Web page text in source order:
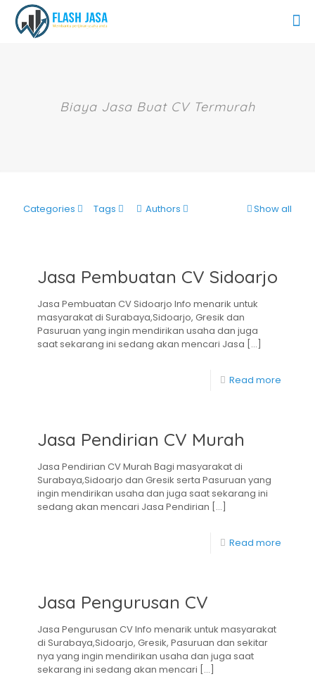
Biaya Jasa Buat CV Termurah
Categories Tags Authors Show all
Jasa Pembuatan CV Sidoarjo
Jasa Pembuatan CV Sidoarjo Info menarik untuk
masyarakat di Surabaya,Sidoarjo, Gresik dan
Pasuruan yang ingin mendirikan usaha dan juga
saat sekarang ini sedang akan mencari Jasa […]
Read more
Jasa Pendirian CV Murah
Jasa Pendirian CV Murah Bagi masyarakat di
Surabaya,Sidoarjo dan Gresik serta Pasuruan yang
ingin mendirikan usaha dan juga saat sekarang ini
sedang akan mencari Jasa Pendirian […]
Read more
Jasa Pengurusan CV
Jasa Pengurusan CV Info menarik untuk masyarakat
di Surabaya,Sidoarjo, Gresik, Pasuruan dan sekitar
nya yang ingin mendirikan usaha dan juga saat
sekarang ini sedang akan mencari […]